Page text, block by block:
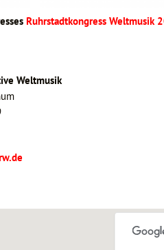
Ruhrstadtkongress Weltmusik
Weltmusik